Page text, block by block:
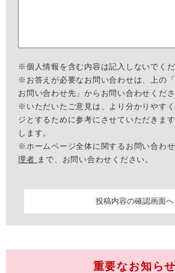
※個人情報を含む内容は記入しないでくだ
※お答えが必要なお問い合わせは、上の
お問い合わせ先」からお問い合わせくださ
※いただいたご意見は、より分かりやす
ジとするために参考にさせていただきま
します。
※ホームページ全体に関するお問い合わせ
理者 まで、お問い合わせください。
重要なお知らせ